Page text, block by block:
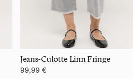
Jeans-Culotte Linn Fringe
99,99 €